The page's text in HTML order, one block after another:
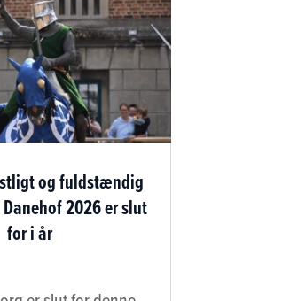
og fuldstændig
2026 er slut
for i år